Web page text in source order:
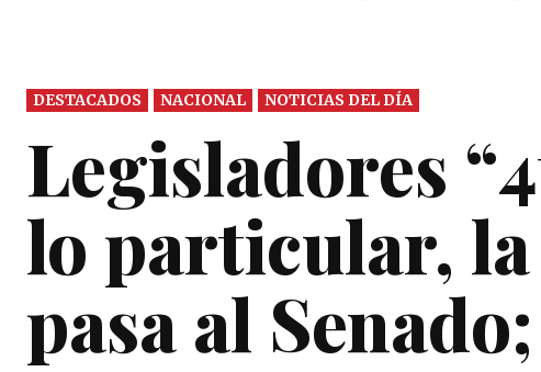
DESTACADOS NACIONAL NOTICIAS DEL DÍA
Legisladores
lo particular,
pasa al